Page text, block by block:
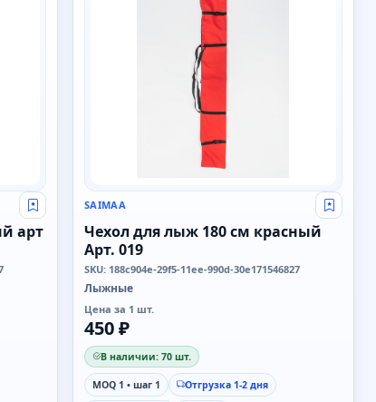
Свой оптовый прайс
арт
SAIMAA Свой
Чехол для лыж 180 см красный
Арт. 019
SKU: 188c904e-29f5-11ee-990d-30e171546827
Лыжные
Цена за 1 шт.
450 ₽
В наличии: 70 шт.
MOQ 1 • шаг 1
Отгрузка 1-2 дня